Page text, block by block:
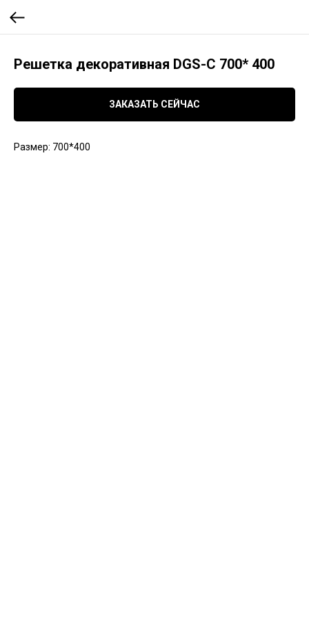
Решетка декоративная DGS-C 700* 400
ЗАКАЗАТЬ СЕЙЧАС
Размер: 700*400